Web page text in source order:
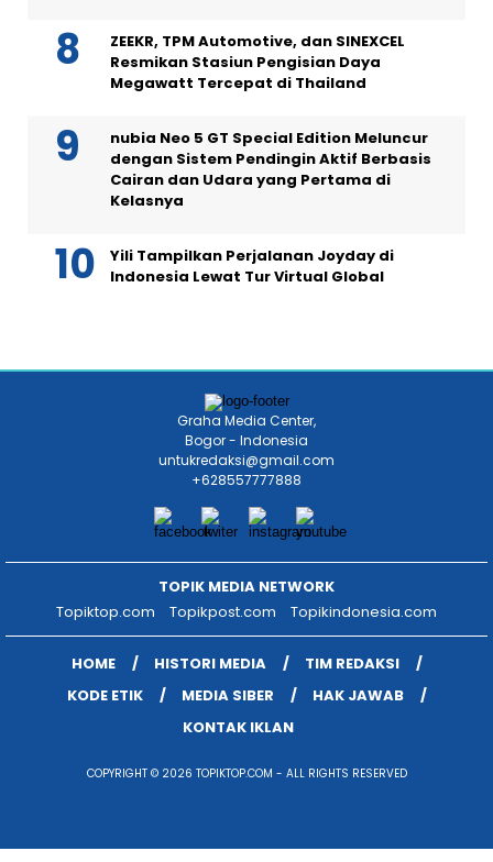
ZEEKR, TPM Automotive, dan SINEXCEL
Resmikan Stasiun Pengisian Daya
Megawatt Tercepat di Thailand
nubia Neo 5 GT Special Edition Meluncur
dengan Sistem Pendingin Aktif Berbasis
Cairan dan Udara yang Pertama di
Kelasnya
Yili Tampilkan Perjalanan Joyday di
Indonesia Lewat Tur Virtual Global
Graha Media Center,
Bogor - Indonesia
untukredaksi@gmail.com
+628557777888
TOPIK MEDIA NETWORK
Topiktop.com
Topikpost.com Topikindonesia.com
HOME HISTORI MEDIA
TIM REDAKSI
KODE ETIK
MEDIA SIBER
HAK JAWAB
KONTAK IKLAN
COPYRIGHT © 2026 TOPIKTOP.COM - ALL RIGHTS RESERVED